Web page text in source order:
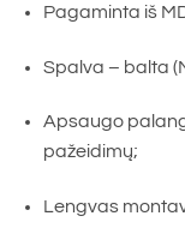
Pagaminta iš
Spalva – balta
Apsaugo
pažeidimų;
Lengvas